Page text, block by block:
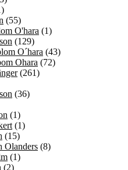
(55)
O'hara (1)
(129)
O´hara (43)
Ohara (72)
(261)
(36)
(1)
(1)
(15)
Olanders (8)
(1)
(2)